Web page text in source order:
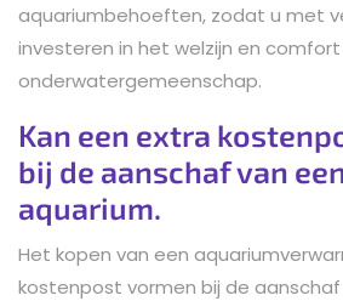
aquariumbehoeften, zodat u met
investeren in het welzijn en
onderwatergemeenschap.
Kan een extra
bij de aanschaf van
aquarium.
Het kopen van een
kostenpost vormen bij de